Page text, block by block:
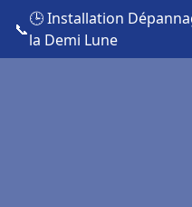
📞
🕒 Installation
la Demi Lune